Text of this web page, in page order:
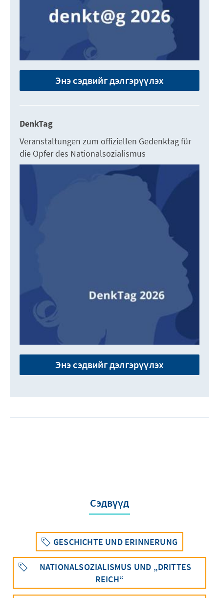
Энэ сэдвийг дэлгэрүүлэх
DenkTag
Veranstaltungen zum offiziellen Gedenktag für
die Opfer des Nationalsozialismus
Энэ сэдвийг дэлгэрүүлэх
Сэдвүүд
GESCHICHTE UND ERINNERUNG
NATIONALSOZIALISMUS UND „DRITTES
REICH“